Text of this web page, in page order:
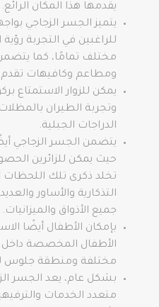
يقدمها هذا المكان الرائع.
يتميز الجسر الزجاجي
للراغبين في التجربة
مختلف تمامًا، كما
ومطاعم وكافيهات تقدم
يمكن للزوار الاستمتاع
وتجربة الطيران
الدراجات الجبلية.
يتضمن الجسر
حيث يمكن للزائرين
تخلد ذكرى تلك اللحظات
التذكارية والأساور
جميع الأذواق والميزانيات.
بإمكان الأطفال أيضًا
الأطفال المخصصة داخل
مختلفة ومنطقة جلوس
بشكل عام، يعد الجسر
متعدد الخدمات